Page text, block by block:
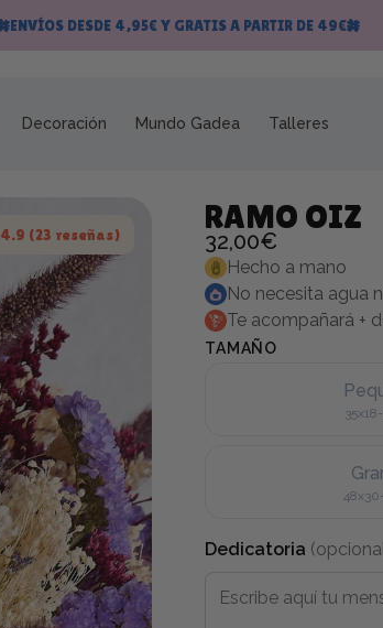
ENVÍOS DESDE 4,95€ Y GRATIS A PARTIR DE 49€
Decoración Mundo Gadea Talleres
4.9 (23 reseñas) RAMO OIZ
32,00€
Hecho a mano
No necesita agua
Te acompañará +
TAMAÑO
Dedicatoria